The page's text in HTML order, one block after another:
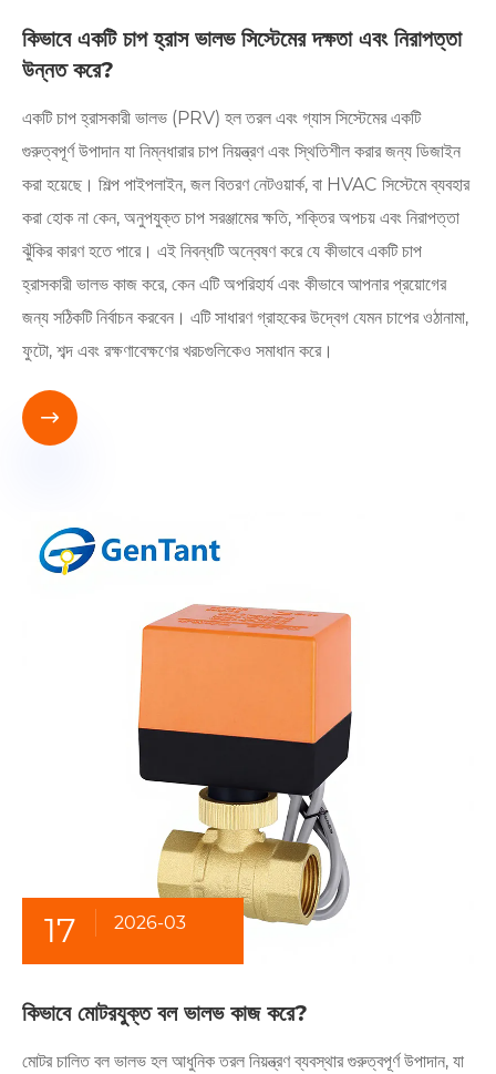
কিভাবে একটি চাপ হ্রাস ভালভ সিস্টেমের দক্ষতা এবং নিরাপত্তা
উন্নত করে?
একটি চাপ হ্রাসকারী ভালভ (PRV) হল তরল এবং গ্যাস সিস্টেমের একটি
গুরুত্বপূর্ণ উপাদান যা নিম্নধারার চাপ নিয়ন্ত্রণ এবং স্থিতিশীল করার জন্য ডিজাইন
করা হয়েছে। শিল্প পাইপলাইন, জল বিতরণ নেটওয়ার্ক, বা HVAC সিস্টেমে ব্যবহার
করা হোক না কেন, অনুপযুক্ত চাপ সরঞ্জামের ক্ষতি, শক্তির অপচয় এবং নিরাপত্তা
ঝুঁকির কারণ হতে পারে। এই নিবন্ধটি অন্বেষণ করে যে কীভাবে একটি চাপ
হ্রাসকারী ভালভ কাজ করে, কেন এটি অপরিহার্য এবং কীভাবে আপনার প্রয়োগের
জন্য সঠিকটি নির্বাচন করবেন। এটি সাধারণ গ্রাহকের উদ্বেগ যেমন চাপের ওঠানামা,
ফুটো, শব্দ এবং রক্ষণাবেক্ষণের খরচগুলিকেও সমাধান করে।

17 2026-03
কিভাবে মোটরযুক্ত বল ভালভ কাজ করে?
মোটর চালিত বল ভালভ হল আধুনিক তরল নিয়ন্ত্রণ ব্যবস্থার গুরুত্বপূর্ণ উপাদান, যা